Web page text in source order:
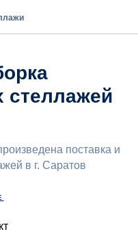
стеллажей
поставка и
в г. Саратов